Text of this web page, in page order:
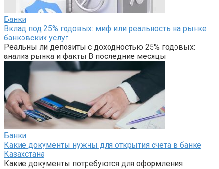
Банки
Вклад под 25% годовых: миф или реальность на рынке
банковских услуг
Реальны ли депозиты с доходностью 25% годовых:
анализ рынка и факты В последние месяцы
Банки
Какие документы нужны для открытия счета в банке
Казахстана
Какие документы потребуются для оформления